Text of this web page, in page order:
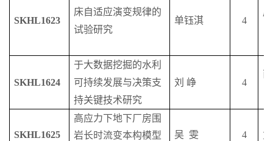
SKHL1623
床自适应演变规律的
试验研究
单钰淇 4
SKHL1624
于大数据挖掘的水利
可持续发展与决策支
持关键技术研究
刘 峥 4
SKHL1625
高应力下地下厂房围
岩长时流变本构模型
吴 雯 4